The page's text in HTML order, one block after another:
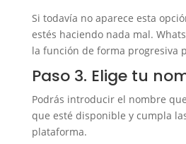
Si todavía no aparece esta
estés haciendo nada mal.
la función de forma progresiva
Paso 3. Elige tu
Podrás introducir el nombre
que esté disponible y cumpla
plataforma.